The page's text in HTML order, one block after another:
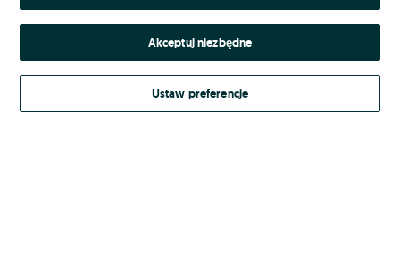
Zaloguj się
Kontynuując za pośrednictwem jednego z dostawców wskazanych powyżej,
Regulamin serwisuOLX.pl w jego aktualnym brzmieniu.
Akceptuj niezbędne
Ustaw preferencje